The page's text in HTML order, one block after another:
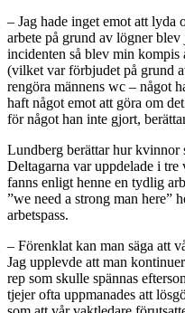
– Jag hade inget emot att lyda
arbete på grund av lögner
incidenten så blev min kompis
(vilket var förbjudet på grund
rengöra männens wc – något
haft något emot att göra om
för något han inte gjort,
Lundberg berättar hur kvinnor
Deltagarna var uppdelade i
fanns enligt henne en tydlig
”we need a strong man here”
arbetspass.
– Förenklat kan man säga att
Jag upplevde att man
rep som skulle spännas
tjejer ofta uppmanades att